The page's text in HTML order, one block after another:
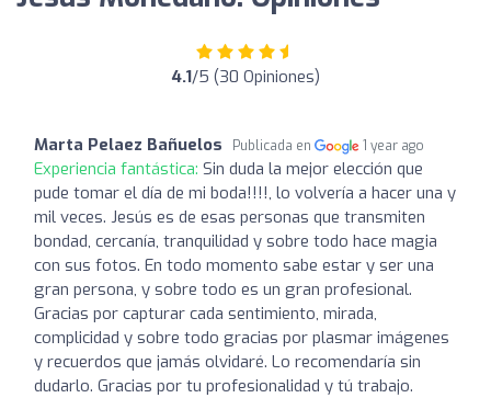
4.1/5 (30 Opiniones)
Marta Pelaez Bañuelos Publicada en 1 year ago
Experiencia fantástica: Sin duda la mejor elección que
pude tomar el día de mi boda!!!!, lo volvería a hacer una y
mil veces. Jesús es de esas personas que transmiten
bondad, cercanía, tranquilidad y sobre todo hace magia
con sus fotos. En todo momento sabe estar y ser una
gran persona, y sobre todo es un gran profesional.
Gracias por capturar cada sentimiento, mirada,
complicidad y sobre todo gracias por plasmar imágenes
y recuerdos que jamás olvidaré. Lo recomendaría sin
dudarlo. Gracias por tu profesionalidad y tú trabajo.